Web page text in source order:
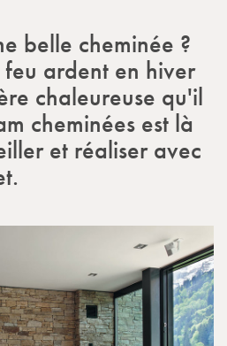
belle cheminée ?
ardent en hiver
chaleureuse qu'il
cheminées est là
et réaliser avec